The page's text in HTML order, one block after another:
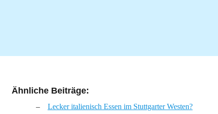
Ähnliche Beiträge:
Lecker italienisch Essen im Stuttgarter Westen?